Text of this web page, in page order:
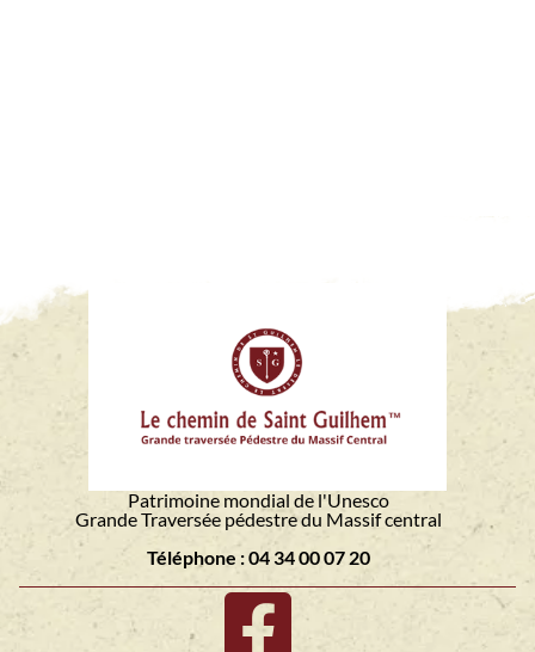
Patrimoine mondial de l'Unesco
Grande Traversée pédestre du Massif central
Téléphone : 04 34 00 07 20